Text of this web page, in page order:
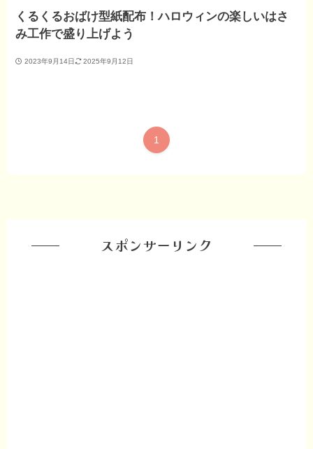
くるくるおばけ型紙配布！ハロウィンの楽しいはさ
み工作で盛り上げよう
2023年9月14日 2025年9月12日
1
スポンサーリンク